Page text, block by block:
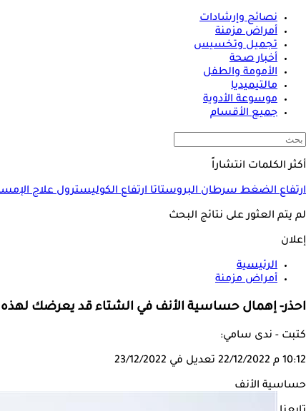
نصائح وإرشادات
أمراض مزمنة
تجميل وتخسيس
أخبار صحة
الأمومة والطفل
مالتيميديا
موسوعة الأدوية
جميع الأقسام
أكثر الكلمات انتشاراً
ارتفاع الضغطسرطان البروستاتاارتفاع الكوليسترولعلاج
لم يتم العثور على نتائج البحث
إعلان
الرئيسية
أمراض مزمنة
احذر- إهمال حساسية الأنف في الشتاء قد يعرضك
كتبت - ندى سامي:
10:12 م 22/12/2022 تعديل في 23/12/2022
حساسية الأنف